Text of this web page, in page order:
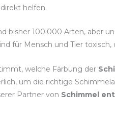
helfen.
bisher 100.000 Arten, aber
für Mensch und Tier
welche Färbung der
um die richtige
Partner von Schimmel